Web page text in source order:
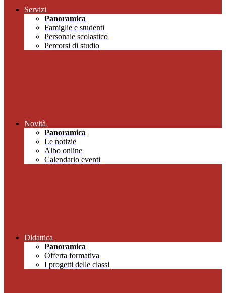
Servizi
Panoramica
Famiglie e studenti
Personale scolastico
Percorsi di studio
Novità
Panoramica
Le notizie
Albo online
Calendario eventi
Didattica
Panoramica
Offerta formativa
I progetti delle classi